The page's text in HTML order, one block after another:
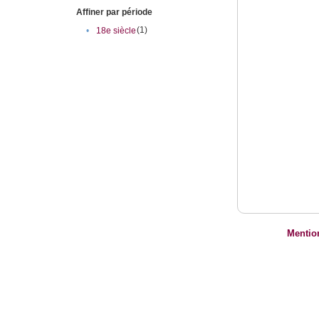
Affiner par période
•
18e siècle(1)